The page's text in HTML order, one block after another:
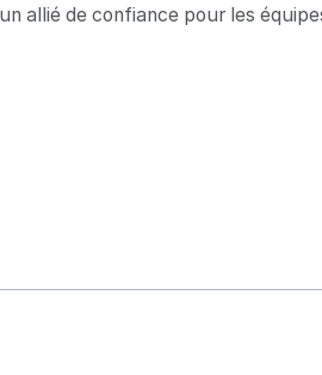
allié de confiance pour les